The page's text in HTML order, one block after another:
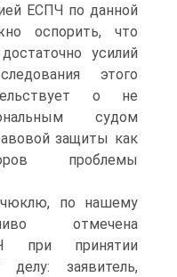
ЕСПЧ по данной
оспорить, что
усилий
этого
о не
судом
защиты как
проблемы
по нашему
отмечена
при принятии
заявитель,